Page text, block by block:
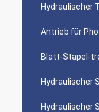
Hydraulischer
Antrieb für
Blatt-Stapel-
Hydraulischer
Hydraulischer